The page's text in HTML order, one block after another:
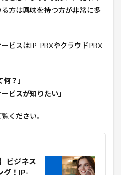
方は興味を持つ方が非常に多
ビスはIP-PBXやクラウドPBX
？」
ビスが知りたい」
ください。
ビジネス
グ！IP-